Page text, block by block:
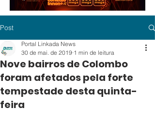
Post
Nove bairros de Colombo
foram afetados pela forte
tempestade desta quinta-
feira
Portal Linkada News
30 de mai. de 2019 1 min de leitura